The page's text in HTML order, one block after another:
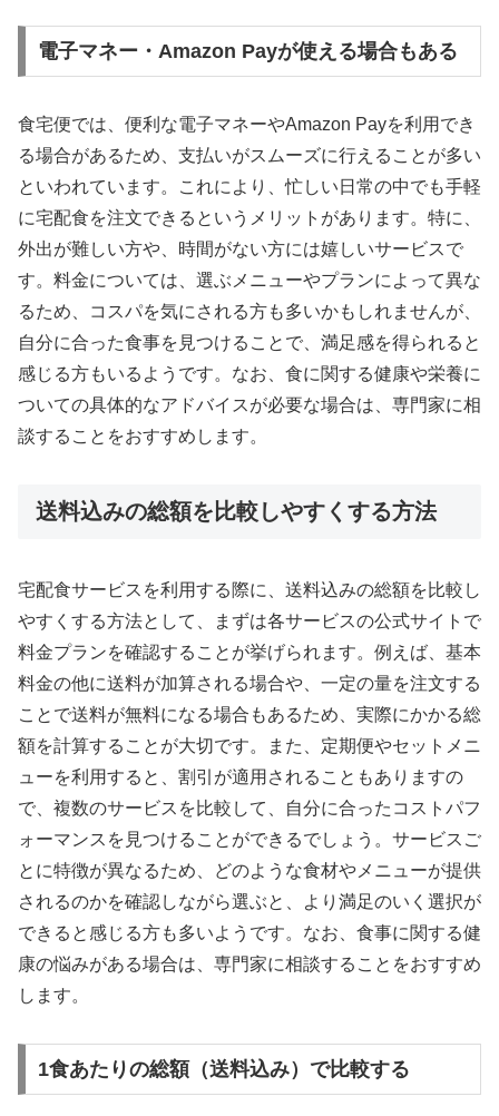
電子マネー・Amazon Payが使える場合もある
食宅便では、便利な電子マネーやAmazon Payを利用でき
る場合があるため、支払いがスムーズに行えることが多い
といわれています。これにより、忙しい日常の中でも手軽
に宅配食を注文できるというメリットがあります。特に、
外出が難しい方や、時間がない方には嬉しいサービスで
す。料金については、選ぶメニューやプランによって異な
るため、コスパを気にされる方も多いかもしれませんが、
自分に合った食事を見つけることで、満足感を得られると
感じる方もいるようです。なお、食に関する健康や栄養に
ついての具体的なアドバイスが必要な場合は、専門家に相
談することをおすすめします。
送料込みの総額を比較しやすくする方法
宅配食サービスを利用する際に、送料込みの総額を比較し
やすくする方法として、まずは各サービスの公式サイトで
料金プランを確認することが挙げられます。例えば、基本
料金の他に送料が加算される場合や、一定の量を注文する
ことで送料が無料になる場合もあるため、実際にかかる総
額を計算することが大切です。また、定期便やセットメニ
ューを利用すると、割引が適用されることもありますの
で、複数のサービスを比較して、自分に合ったコストパフ
ォーマンスを見つけることができるでしょう。サービスご
とに特徴が異なるため、どのような食材やメニューが提供
されるのかを確認しながら選ぶと、より満足のいく選択が
できると感じる方も多いようです。なお、食事に関する健
康の悩みがある場合は、専門家に相談することをおすすめ
します。
1食あたりの総額（送料込み）で比較する